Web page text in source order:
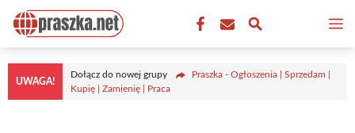
Przejdź
treści
UWAGA!
Dołącz do nowej grupy
Praszka - Ogłoszenia | Sprzedam |
Kupię | Zamienię | Praca